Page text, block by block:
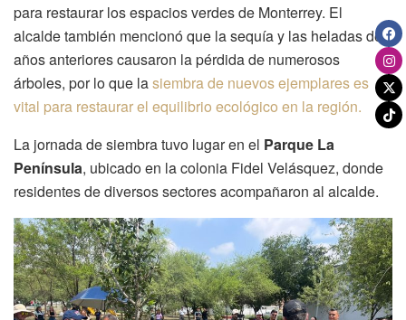
para restaurar los espacios verdes de Monterrey. El
alcalde también mencionó que la sequía y las heladas de
años anteriores causaron la pérdida de numerosos
árboles, por lo que lasiembra de nuevos ejemplares es
vital para restaurar el equilibrio ecológico en la región.
La jornada de siembra tuvo lugar en el Parque La
Península, ubicado en la colonia Fidel Velásquez, donde
residentes de diversos sectores acompañaron al alcalde.